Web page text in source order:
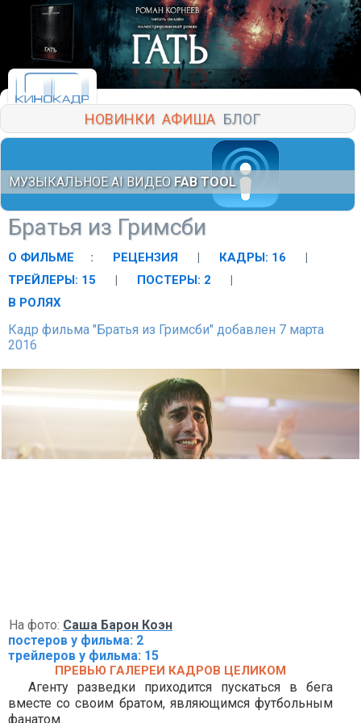
НОВИНКИ АФИША БЛОГ
МУЗЫКАЛЬНОЕ AI ВИДЕО FAB TOOL
Братья из Гримсби
О ФИЛЬМЕ : РЕЦЕНЗИЯ | КАДРЫ: 16
|
ТРЕЙЛЕРЫ: 15
| ПОСТЕРЫ: 2
|
В РОЛЯХ
Кадр фильма "Братья из Гримсби" добавлен 7 марта
2016
На фото: Саша Барон Коэн
постеров у фильма: 2
трейлеров у фильма: 15
ПРЕВЬЮ ГАЛЕРЕИ КАДРОВ ЦЕЛИКОМ
Агенту разведки приходится пускаться в бега
вместе со своим братом, являющимся футбольным
фанатом.